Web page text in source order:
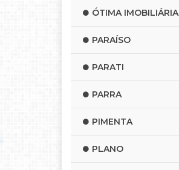
ÓTIMA IMOBILIÁRIA
PARAÍSO
PARATI
PARRA
PIMENTA
PLANO